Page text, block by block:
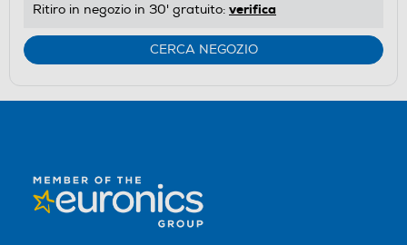
Ritiro in negozio in 30' gratuito: verifica
CERCA NEGOZIO